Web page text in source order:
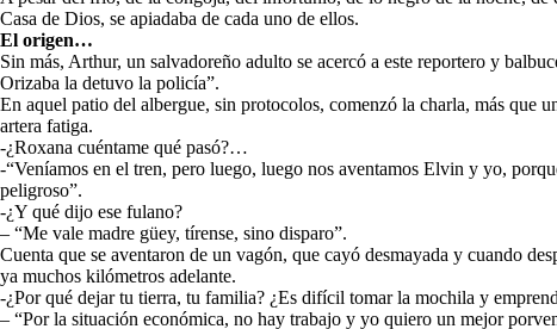
Casa de Dios, se apiadaba de cada uno de ellos.
El origen…
Sin más, Arthur, un salvadoreño adulto se acercó a este reportero y
Orizaba la detuvo la policía”.
En aquel patio del albergue, sin protocolos, comenzó la charla, más que
artera fatiga.
-¿Roxana cuéntame qué pasó?…
-“Veníamos en el tren, pero luego, luego nos aventamos Elvin y yo,
peligroso”.
-¿Y qué dijo ese fulano?
– “Me vale madre güey, tírense, sino disparo”.
Cuenta que se aventaron de un vagón, que cayó desmayada y cuando
ya muchos kilómetros adelante.
-¿Por qué dejar tu tierra, tu familia? ¿Es difícil tomar la mochila y
– “Por la situación económica, no hay trabajo y yo quiero un mejor